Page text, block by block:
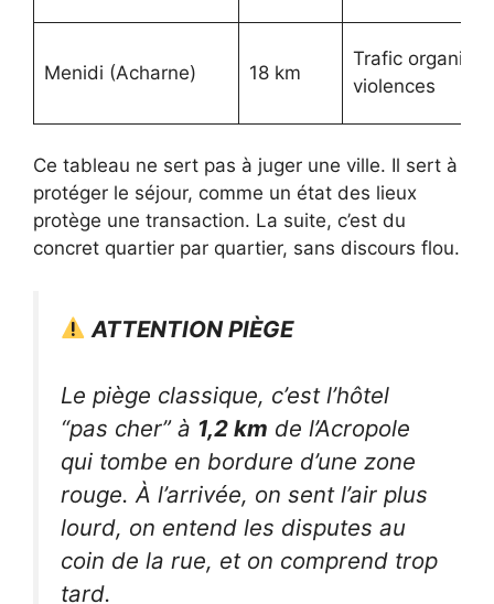
Menidi (Acharne) 18 km
Trafic organisé,
violences
Ce tableau ne sert pas à juger une ville. Il sert à
protéger le séjour, comme un état des lieux
protège une transaction. La suite, c’est du
concret quartier par quartier, sans discours flou.
ATTENTION PIÈGE
Le piège classique, c’est l’hôtel
“pas cher” à 1,2 km de l’Acropole
qui tombe en bordure d’une zone
rouge. À l’arrivée, on sent l’air plus
lourd, on entend les disputes au
coin de la rue, et on comprend trop
tard.